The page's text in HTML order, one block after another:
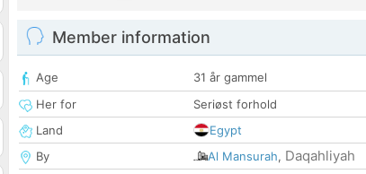
Member information
Age
31 år gammel
Her for
Seriøst forhold
Land
Egypt
By
Al Mansurah, Daqahliyah